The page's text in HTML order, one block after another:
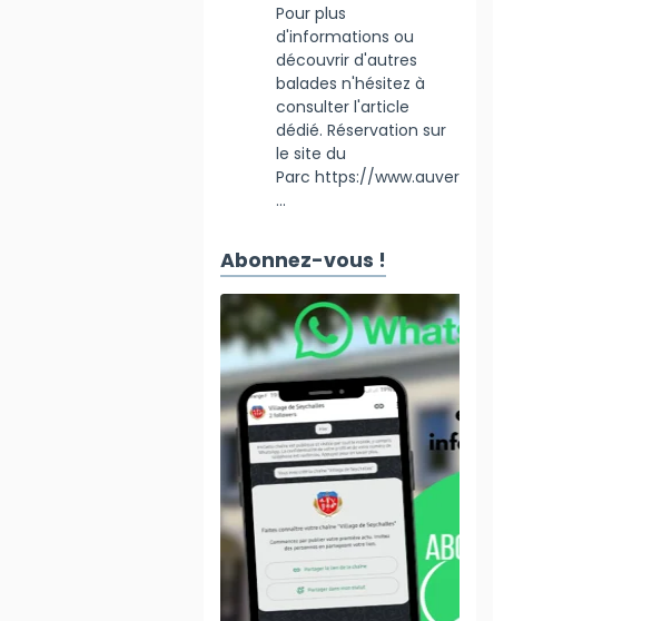
Pour plus
d'informations ou
découvrir d'autres
balades n'hésitez à
consulter l'article
dédié. Réservation sur
le site du
Parc https://www.auver
...
Abonnez-vous !